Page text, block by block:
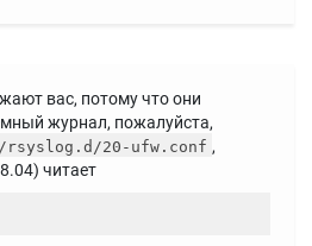
вас, потому что они
журнал, пожалуйста,
20-ufw.conf ,
читает